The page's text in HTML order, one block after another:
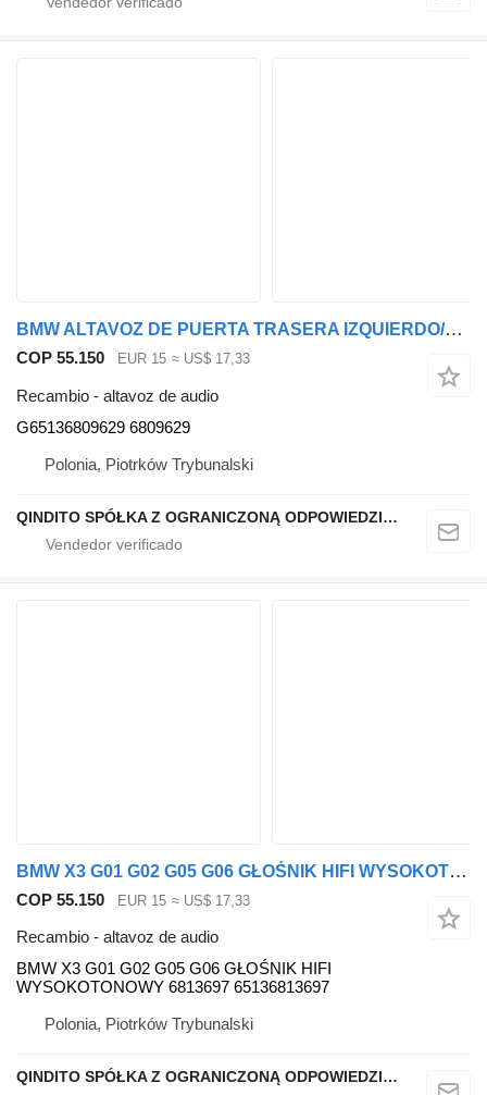
BMW ALTAVOZ DE PUERTA TRASERA IZQUIERDO/DERECHO X3 G01 X4 G02 65136809629 6809629 G65136809629 altavoz de audio para BMW X3 G01 X4 G02 coche
COP 55.150 EUR 15 ≈ US$ 17,33
Recambio - altavoz de audio
G65136809629 6809629
Polonia, Piotrków Trybunalski
QINDITO SPÓŁKA Z OGRANICZONĄ ODPOWIEDZIALNOŚCIĄ
BMW X3 G01 G02 G05 G06 GŁOŚNIK HIFI WYSOKOTONOWY 6813697 65136813697 BMW altavoz de audio para BMW BMW X3 G01 G02 G05 G06 GŁOŚNIK HIFI WYSOKOTONOWY 6813697 65136813697 coche
COP 55.150 EUR 15 ≈ US$ 17,33
Recambio - altavoz de audio
BMW X3 G01 G02 G05 G06 GŁOŚNIK HIFI
WYSOKOTONOWY 6813697 65136813697
Polonia, Piotrków Trybunalski
QINDITO SPÓŁKA Z OGRANICZONĄ ODPOWIEDZIALNOŚCIĄ